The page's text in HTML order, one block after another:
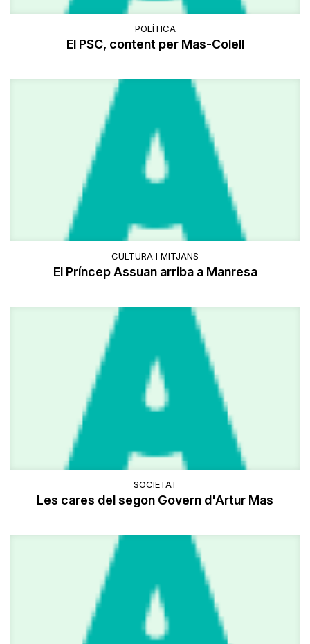
POLÍTICA
El PSC, content per Mas-Colell
CULTURA I MITJANS
El Príncep Assuan arriba a Manresa
SOCIETAT
Les cares del segon Govern d'Artur Mas